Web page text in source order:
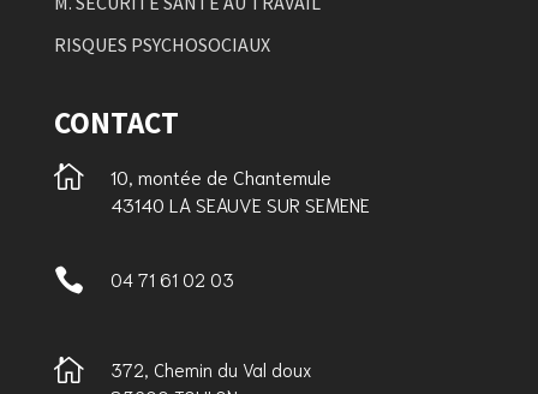
RISQUES PSYCHOSOCIAUX
CONTACT

10, montée de Chantemule
43140 LA SEAUVE SUR SEMENE
 04 71 61 02 03

372, Chemin du Val doux